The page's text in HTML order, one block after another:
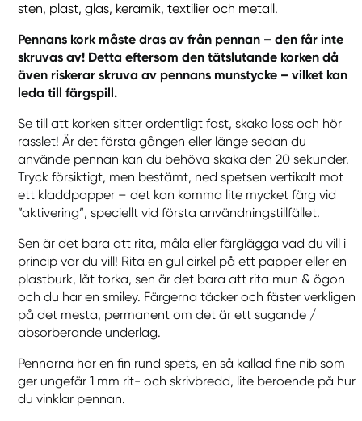
sten, plast, glas, keramik, textilier och metall.
Pennans kork måste dras av från pennan – den får inte
skruvas av! Detta eftersom den tätslutande korken då
även riskerar skruva av pennans munstycke – vilket kan
leda till färgspill.
Se till att korken sitter ordentligt fast, skaka loss och hör
rasslet! Är det första gången eller länge sedan du
använde pennan kan du behöva skaka den 20 sekunder.
Tryck försiktigt, men bestämt, ned spetsen vertikalt mot
ett kladdpapper – det kan komma lite mycket färg vid
”aktivering”, speciellt vid första användningstillfället.
Sen är det bara att rita, måla eller färglägga vad du vill i
princip var du vill! Rita en gul cirkel på ett papper eller en
plastburk, låt torka, sen är det bara att rita mun & ögon
och du har en smiley. Färgerna täcker och fäster verkligen
på det mesta, permanent om det är ett sugande /
absorberande underlag.
Pennorna har en fin rund spets, en så kallad fine nib som
ger ungefär 1 mm rit- och skrivbredd, lite beroende på hur
du vinklar pennan.